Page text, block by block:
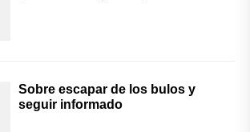
Sobre escapar de los bulos y
seguir informado